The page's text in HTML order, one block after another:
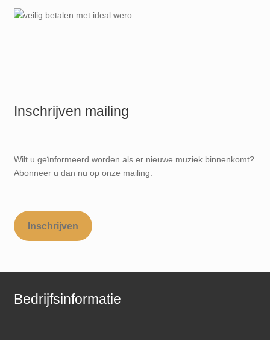
Inschrijven mailing
Wilt u geïnformeerd worden als er nieuwe muziek binnenkomt?
Abonneer u dan nu op onze mailing.
Inschrijven
Bedrijfsinformatie